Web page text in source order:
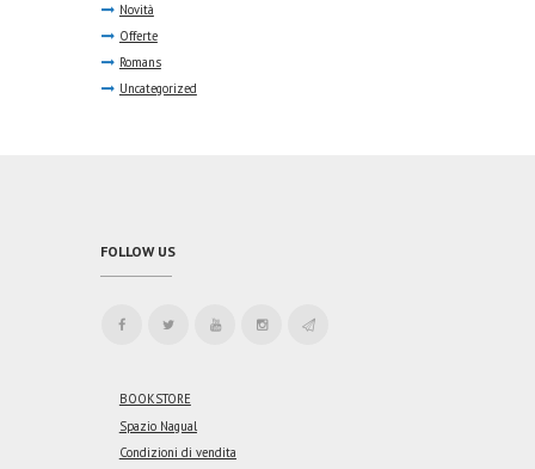
Novità
Offerte
Romans
Uncategorized
FOLLOW US
BOOKSTORE
Spazio Nagual
Condizioni di vendita